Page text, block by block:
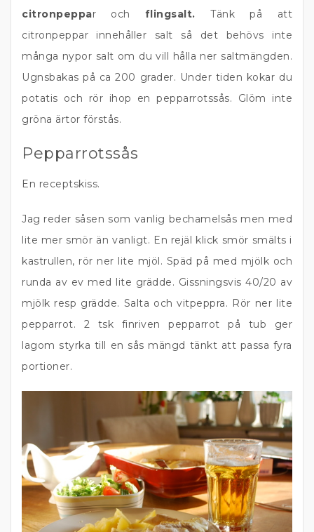
citronpeppar och flingsalt.Tänk på att
citronpeppar innehåller salt så det behövs inte
många nypor salt om du vill hålla ner saltmängden.
Ugnsbakas på ca 200 grader. Under tiden kokar du
potatis och rör ihop en pepparrotssås. Glöm inte
gröna ärtor förstås.
Pepparrotssås
En receptskiss.
Jag reder såsen som vanlig bechamelsås men med
lite mer smör än vanligt. En rejäl klick smör smälts i
kastrullen, rör ner lite mjöl. Späd på med mjölk och
runda av ev med lite grädde. Gissningsvis 40/20 av
mjölk resp grädde. Salta och vitpeppra. Rör ner lite
pepparrot. 2 tsk finriven pepparrot på tub ger
lagom styrka till en sås mängd tänkt att passa fyra
portioner.